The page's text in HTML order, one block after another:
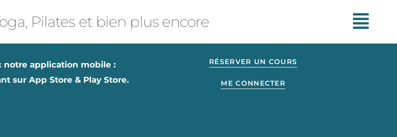
Pilates et bien plus encore
application mobile :
sur App Store & Play Store.
RÉSERVER UN COURS
ME CONNECTER